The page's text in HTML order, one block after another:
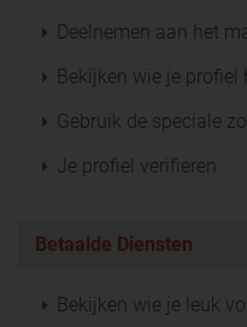
Deelnemen aan het
Bekijken wie je profiel
Gebruik de speciale
Je profiel verifieren
Betaalde Diensten
Bekijken wie je leuk